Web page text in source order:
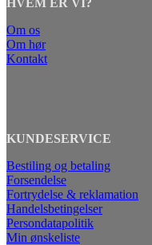
HVEM ER VI?
Om os
Om hør
Kontakt
KUNDESERVICE
Bestiling og betaling
Forsendelse
Fortrydelse & reklamation
Handelsbetingelser
Persondatapolitik
Min ønskeliste